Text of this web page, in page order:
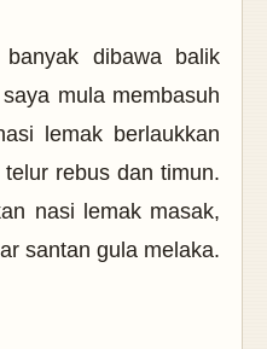
dibawa balik
mula membasuh
lemak berlaukkan
rebus dan timun.
nasi lemak masak,
santan gula melaka.